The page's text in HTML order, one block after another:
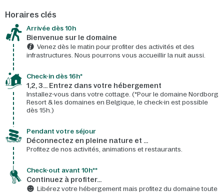
Horaires clés
Arrivée dès 10h​
Bienvenue sur le domaine​
Venez dès le matin pour profiter des activités et des
infrastructures. Nous pourrons vous accueillir la nuit aussi.
Check-in dès 16h*​
1,2, 3… Entrez dans votre hébergement
Installez-vous dans votre cottage. (*Pour le domaine Nordborg
Resort & les domaines en Belgique, le check-in est possible
dès 15h.)
Pendant votre séjour
Déconnectez en pleine nature et …
Profitez de nos activités, animations et restaurants.
Check-out avant 10h**
Continuez à profiter…
Libérez votre hébergement mais profitez du domaine toute